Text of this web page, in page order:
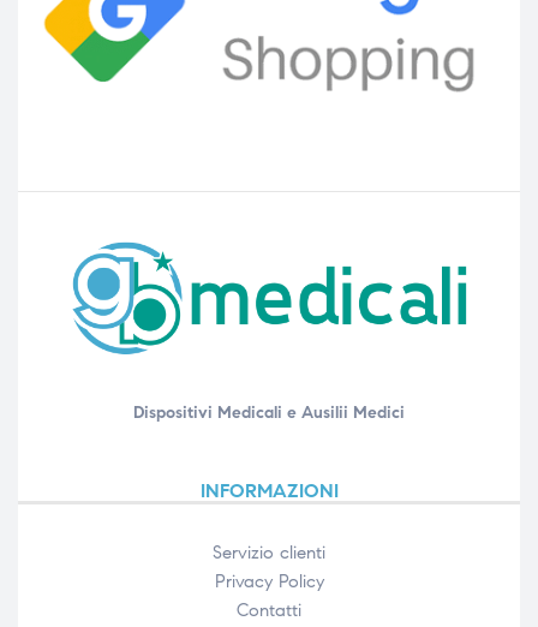
Dispositivi Medicali e Ausilii Medici
INFORMAZIONI
Servizio clienti
Privacy Policy
Contatti